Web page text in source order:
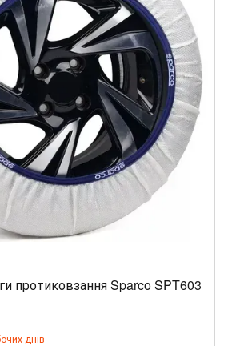
протиковзання Sparco SPT603
днів